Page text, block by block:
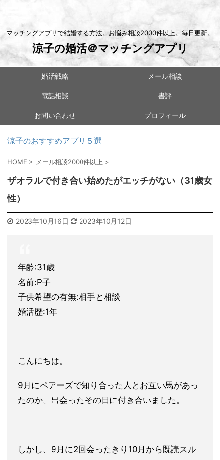
マッチングアプリで結婚する方法。お悩み相談2000件以上。毎日更新。
涼子の婚活＠マッチングアプリ
婚活戦略 メール相談
電話相談 書評
お問い合わせ プロフィール
涼子のおすすめアプリ５選
HOME > メール相談2000件以上 >
ザオラルで付き合い始めたがエッチがない（31歳女
性）
2023年10月16日 2023年10月12日
年齢:31歳
名前:P子
子供希望の有無:相手と相談
婚活歴:1年
こんにちは。
9月にペアーズで知り合った人とお互い馬があっ
たのか、出会ったその日に付き合いました。
しかし、9月に2回会ったきり10月から既読スル